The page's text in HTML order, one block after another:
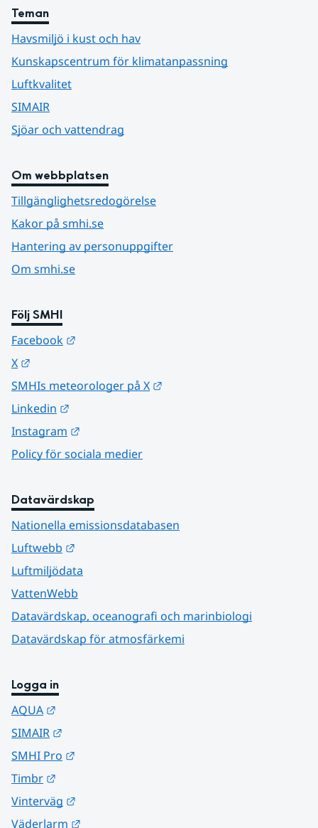
Teman
Havsmiljö i kust och hav
Kunskapscentrum för klimatanpassning
Luftkvalitet
SIMAIR
Sjöar och vattendrag
Om webbplatsen
Tillgänglighetsredogörelse
Kakor på smhi.se
Hantering av personuppgifter
Om smhi.se
Följ SMHI
Facebook
X
SMHIs meteorologer på X
Linkedin
Instagram
Policy för sociala medier
Datavärdskap
Nationella emissionsdatabasen
Luftwebb
Luftmiljödata
VattenWebb
Datavärdskap, oceanografi och marinbiologi
Datavärdskap för atmosfärkemi
Logga in
AQUA
SIMAIR
SMHI Pro
Timbr
Vinterväg
Väderlarm